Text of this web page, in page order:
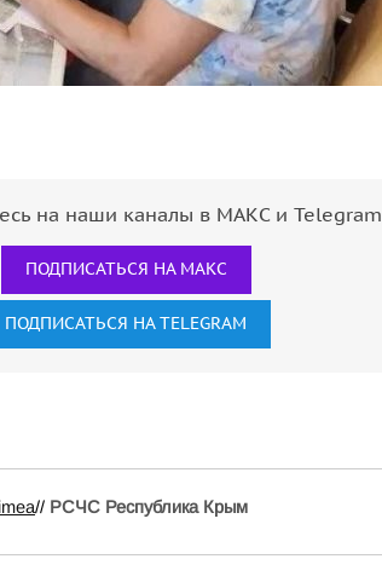
на наши каналы в МАКС и Telegram
ПОДПИСАТЬСЯ НА МАКС
ПОДПИСАТЬСЯ НА TELEGRAM
// РСЧС Республика Крым